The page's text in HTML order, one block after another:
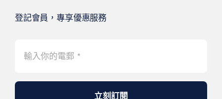
登記會員，專享優惠服務
立刻訂閱